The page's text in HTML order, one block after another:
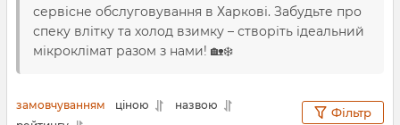
сервісне обслуговування в Харкові. Забудьте про
спеку влітку та холод взимку – створіть ідеальний
мікроклімат разом з нами! 🏡❄️
замовчуванням ціною
назвою
Фільтр